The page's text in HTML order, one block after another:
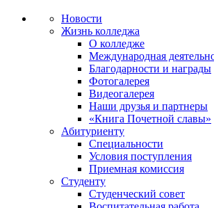
Новости
Жизнь колледжа
О колледже
Международная
Благодарности и награды
Фотогалерея
Видеогалерея
Наши друзья и партнеры
«Книга Почетной славы»
Абитуриенту
Специальности
Условия поступления
Приемная комиссия
Студенту
Студенческий совет